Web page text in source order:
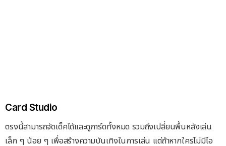
Card Studio
ตรงนี้สามารถจัดเด็คได้และดูการ์ดทั้งหมด รวมถึงเปลี่ยนพื้นหลังเล่น
เล็ก ๆ น้อย ๆ เพื่อสร้างความบันเทิงในการเล่น แต่ถ้าหากใครไม่มีไอ